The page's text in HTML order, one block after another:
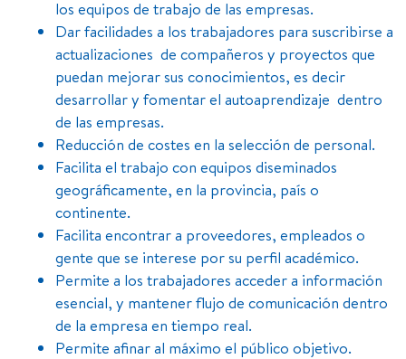
los equipos de trabajo de las empresas.
Dar facilidades a los trabajadores para suscribirse a
actualizaciones de compañeros y proyectos que
puedan mejorar sus conocimientos, es decir
desarrollar y fomentar el autoaprendizaje dentro
de las empresas.
Reducción de costes en la selección de personal.
Facilita el trabajo con equipos diseminados
geográficamente, en la provincia, país o
continente.
Facilita encontrar a proveedores, empleados o
gente que se interese por su perfil académico.
Permite a los trabajadores acceder a información
esencial, y mantener flujo de comunicación dentro
de la empresa en tiempo real.
Permite afinar al máximo el público objetivo.